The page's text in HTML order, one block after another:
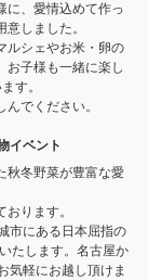
に、愛情込めて作っ
しました。
ルシェやお米・卵の
お子様も一緒に楽し
す。
でください。
イベント
秋冬野菜が豊富な愛
ります。
市にある日本屈指の
たします。名古屋か
気軽にお越し頂けま